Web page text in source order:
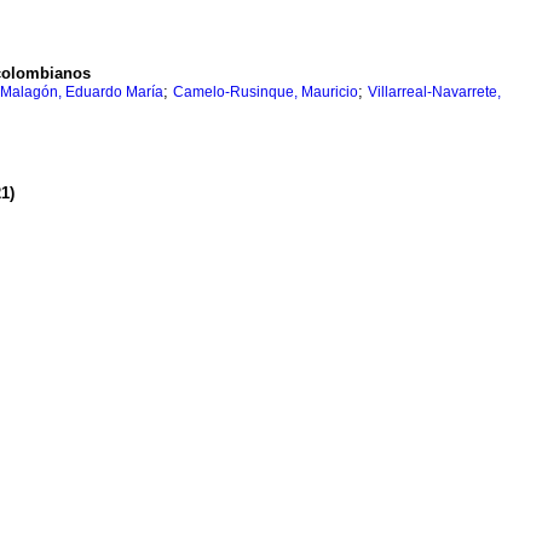
Eduardo María; Camelo-Rusinque, Mauricio; Villarreal-Navarrete,